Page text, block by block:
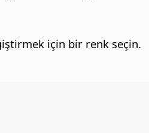
için bir renk seçin.